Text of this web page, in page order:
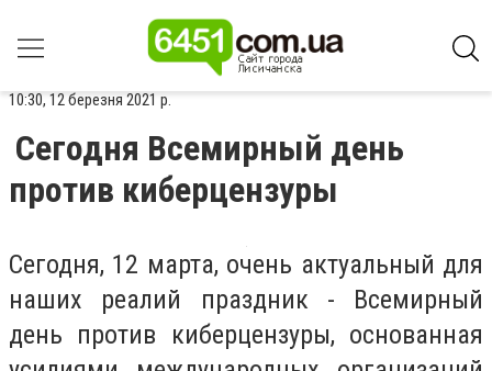
10:30, 12 березня 2021 р.
Сегодня Всемирный день
против киберцензуры
Сегодня, 12 марта, очень актуальный для
наших реалий праздник - Всемирный
день против киберцензуры, основанная